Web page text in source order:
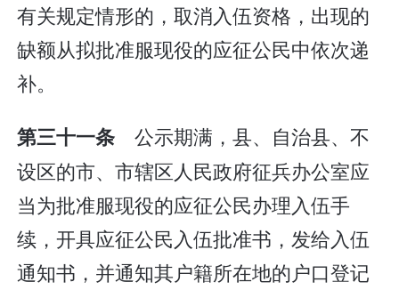
有关规定情形的，取消入伍资格，出现的
缺额从拟批准服现役的应征公民中依次递
补。
第三十一条 公示期满，县、自治县、不
设区的市、市辖区人民政府征兵办公室应
当为批准服现役的应征公民办理入伍手
续，开具应征公民入伍批准书，发给入伍
通知书，并通知其户籍所在地的户口登记